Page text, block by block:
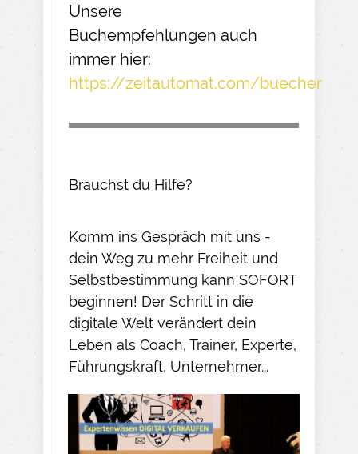
Unsere
Buchempfehlungen auch
immer hier:
https://zeitautomat.com/buecher
Brauchst du Hilfe?
Komm ins Gespräch mit uns -
dein Weg zu mehr Freiheit und
Selbstbestimmung kann SOFORT
beginnen! Der Schritt in die
digitale Welt verändert dein
Leben als Coach, Trainer, Experte,
Führungskraft, Unternehmer...